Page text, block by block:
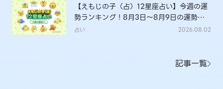
【えもじの子（占）12星座占い】今週の運
勢ランキング！8月3日～8月9日の運勢
は？
占い 2026.08.02
記事一覧